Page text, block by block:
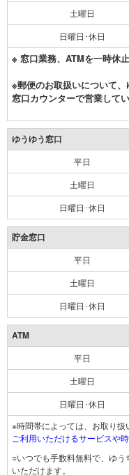
土曜日
日曜日･休日
※ 窓口業務、ATMを一時休
※郵便のお取扱いについて
窓口カウンターで営業して
ゆうゆう窓口
平日
土曜日
日曜日･休日
貯金窓口
平日
土曜日
日曜日･休日
ATM
平日
土曜日
日曜日･休日
※時間帯によっては、お取り扱
ご利用いただけるサービスや
○いつでも手数料無料で、ゆ
いただけます。